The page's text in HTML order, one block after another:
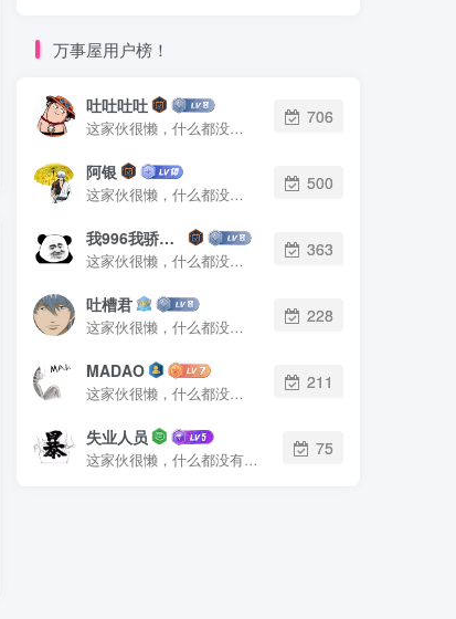
万事屋用户榜！
吐吐吐吐
这家伙很懒，什么都没有写...
706
阿银
这家伙很懒，什么都没有写...
500
我996我骄傲了么
这家伙很懒，什么都没有写...
363
吐槽君
这家伙很懒，什么都没有写...
228
MADAO
这家伙很懒，什么都没有写...
211
失业人员
这家伙很懒，什么都没有写...
75